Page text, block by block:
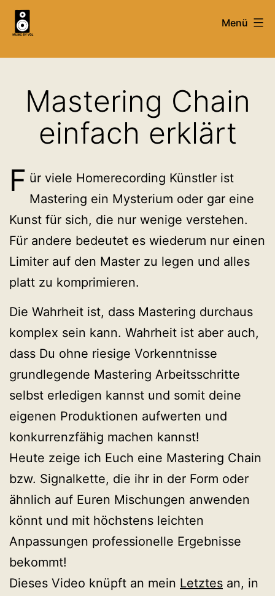
Zum
Inhalt
Mixing,
Service
Tutorials
MusicByVgl
Menü
Mastering Chain
einfach erklärt
F ür viele Homerecording Künstler ist
Mastering ein Mysterium oder gar eine
Kunst für sich, die nur wenige verstehen.
Für andere bedeutet es wiederum nur einen
Limiter auf den Master zu legen und alles
platt zu komprimieren.
Die Wahrheit ist, dass Mastering durchaus
komplex sein kann. Wahrheit ist aber auch,
dass Du ohne riesige Vorkenntnisse
grundlegende Mastering Arbeitsschritte
selbst erledigen kannst und somit deine
eigenen Produktionen aufwerten und
konkurrenzfähig machen kannst!
Heute zeige ich Euch eine Mastering Chain
bzw. Signalkette, die ihr in der Form oder
ähnlich auf Euren Mischungen anwenden
könnt und mit höchstens leichten
Anpassungen professionelle Ergebnisse
bekommt!
Dieses Video knüpft an mein Letztes an, in